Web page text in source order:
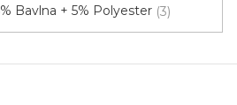
Bavlna + 5% Polyester 3